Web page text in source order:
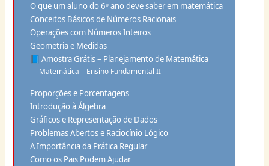
O que um aluno do 6º ano deve saber em matemática
Conceitos Básicos de Números Racionais
Operações com Números Inteiros
Geometria e Medidas
📘 Amostra Grátis – Planejamento de Matemática
Matemática – Ensino Fundamental II
Proporções e Porcentagens
Introdução à Álgebra
Gráficos e Representação de Dados
Problemas Abertos e Raciocínio Lógico
A Importância da Prática Regular
Como os Pais Podem Ajudar